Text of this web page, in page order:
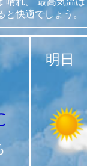
と快適でしょう。
明日